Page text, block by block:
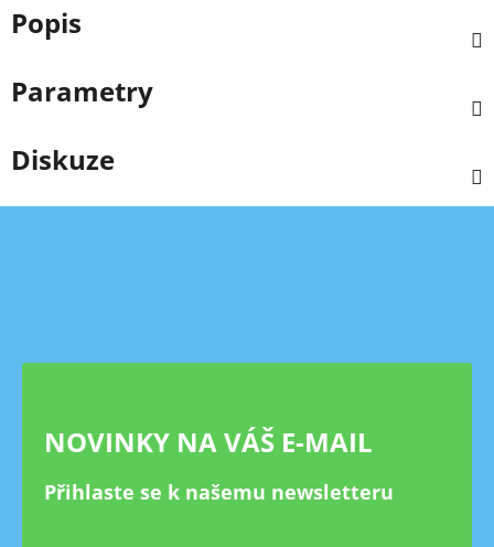
Popis
Parametry
Diskuze
Z
NOVINKY NA VÁŠ E-MAIL
Přihlaste se k našemu newsletteru